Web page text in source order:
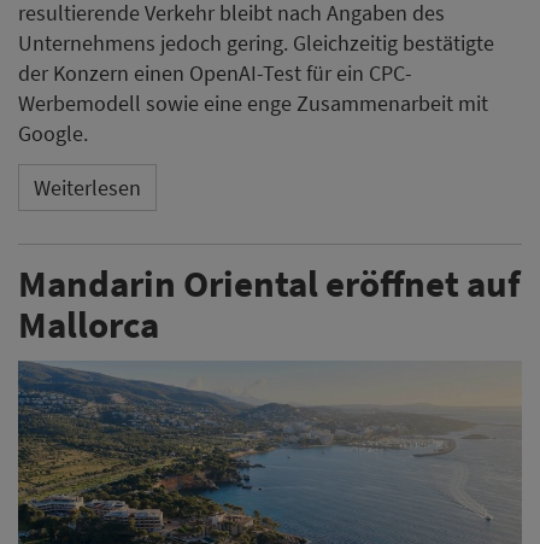
resultierende Verkehr bleibt nach Angaben des
Unternehmens jedoch gering. Gleichzeitig bestätigte
der Konzern einen OpenAI-Test für ein CPC-
Werbemodell sowie eine enge Zusammenarbeit mit
Google.
Weiterlesen
Mandarin Oriental eröffnet auf
Mallorca